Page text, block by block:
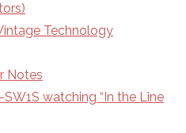
Technology
Notes
watching “In the Line